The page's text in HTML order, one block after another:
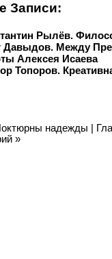
Записи:
Рылёв.
Давыдов. Между
Алексея Исаева
Топоров.
надежды |
»